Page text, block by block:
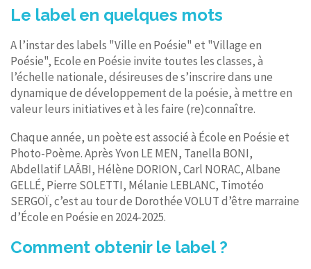
RESSOURCES PEDAGOGIQUES
CONTACT
Le label en quelques mots
A l’instar des labels "Ville en Poésie" et "Village en
Poésie", Ecole en Poésie invite toutes les classes, à
l’échelle nationale, désireuses de s’inscrire dans une
dynamique de développement de la poésie, à mettre en
valeur leurs initiatives et à les faire (re)connaître.
Chaque année, un poète est associé à École en Poésie et
Photo-Poème. Après Yvon LE MEN, Tanella BONI,
Abdellatif LAÂBI, Hélène DORION, Carl NORAC, Albane
GELLÉ, Pierre SOLETTI, Mélanie LEBLANC, Timotéo
SERGOÏ, c’est au tour de Dorothée VOLUT d’être marraine
d’École en Poésie en 2024-2025.
Comment obtenir le label ?